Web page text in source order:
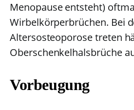
Menopause entsteht)
Wirbelkörperbrüchen. Bei
Altersosteoporose treten
Oberschenkelhalsbrüche
Vorbeugung